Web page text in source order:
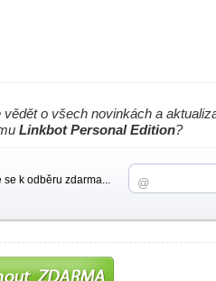
vědět o všech novinkách a
Linkbot Personal Edition?
se k odběru zdarma...